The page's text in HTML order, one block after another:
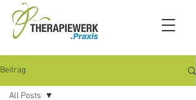
Beitrag
All Posts